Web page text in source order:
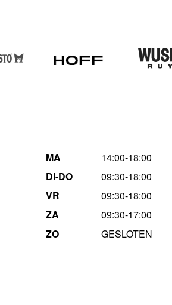
MA
14:00-18:00
DI-DO
09:30-18:00
VR
09:30-18:00
ZA
09:30-17:00
ZO
GESLOTEN